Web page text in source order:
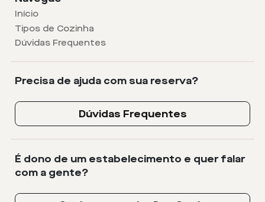
Início
Tipos de Cozinha
Dúvidas Frequentes
Precisa de ajuda com sua reserva?
Dúvidas Frequentes
É dono de um estabelecimento e quer falar
com a gente?